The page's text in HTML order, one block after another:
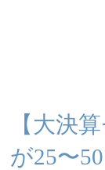
【大決
が25〜50